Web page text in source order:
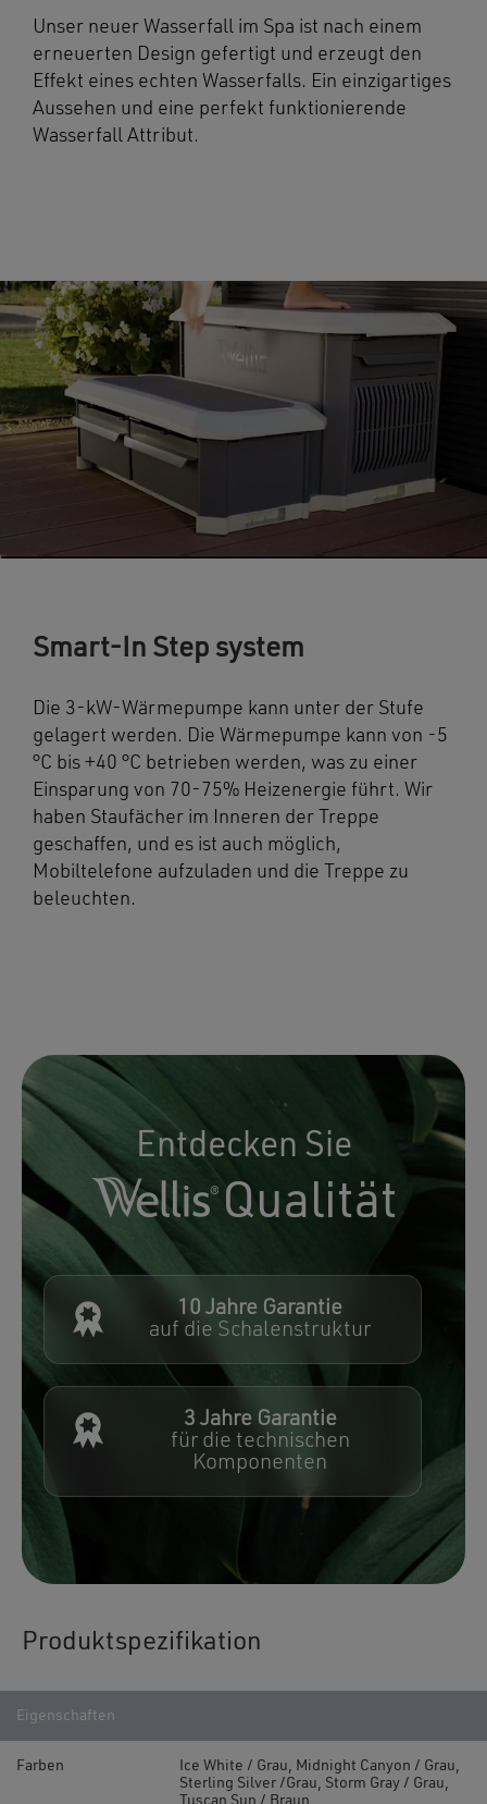
Unser neuer Wasserfall im Spa ist nach einem
erneuerten Design gefertigt und erzeugt den
Effekt eines echten Wasserfalls. Ein einzigartiges
Aussehen und eine perfekt funktionierende
Wasserfall Attribut.
Smart-In Step system
Die 3-kW-Wärmepumpe kann unter der Stufe
gelagert werden. Die Wärmepumpe kann von -5
°C bis +40 °C betrieben werden, was zu einer
Einsparung von 70-75% Heizenergie führt. Wir
haben Staufächer im Inneren der Treppe
geschaffen, und es ist auch möglich,
Mobiltelefone aufzuladen und die Treppe zu
beleuchten.
Entdecken Sie
Qualität
10 Jahre Garantie
auf die Schalenstruktur
3 Jahre Garantie
für die technischen
Komponenten
Produktspezifikation
Eigenschaften
Farben
Ice White / Grau, Midnight Canyon / Grau,
Sterling Silver /Grau, Storm Gray / Grau,
Tuscan Sun / Braun